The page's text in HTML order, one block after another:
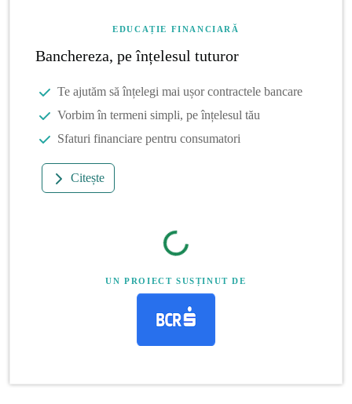
EDUCAȚIE FINANCIARĂ
Banchereza, pe înțelesul tuturor
Te ajutăm să înțelegi mai ușor contractele bancare
Vorbim în termeni simpli, pe înțelesul tău
Sfaturi financiare pentru consumatori
Citește
UN PROIECT SUSȚINUT DE